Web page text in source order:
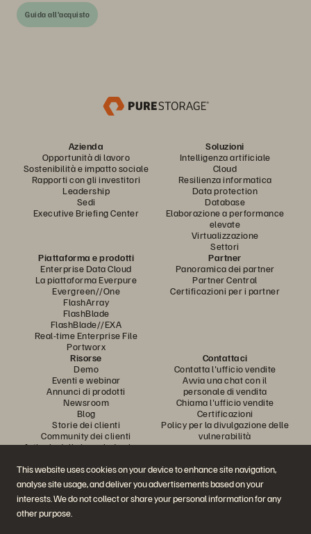
This website uses cookies on your device to enhance site navigation,
analyse site usage, and deliver you advertisements based on your
interests. We do not collect or share your personal information for any
other purpose.
Guida all'acquisto
Azienda
Opportunità di lavoro
Sostenibilità e impatto sociale
Rapporti con gli investitori
Leadership
Sedi
Executive Briefing Center
Soluzioni
Intelligenza artificiale
Cloud
Resilienza informatica
Data protection
Database
Elaborazione a performance
elevate
Virtualizzazione
Settori
Piattaforma e prodotti
Enterprise Data Cloud
La piattaforma Everpure
Evergreen//One
FlashArray
FlashBlade
FlashBlade//EXA
Real-time Enterprise File
Portworx
Partner
Panoramica dei partner
Partner Central
Certificazioni per i partner
Risorse
Demo
Eventi e webinar
Annunci di prodotti
Newsroom
Blog
Storie dei clienti
Community dei clienti
Articolo della knowledge base
Contattaci
Contatta l'ufficio vendite
Avvia una chat con il
personale di vendita
Chiama l'ufficio vendite
Certificazioni
Policy per la divulgazione delle
vulnerabilità
Partecipa alla conversazione
Segui tutti i canali social ufficiali di Everpure